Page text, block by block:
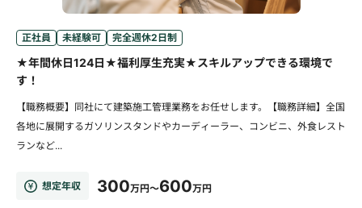
正社員 未経験可 完全週休2日制
★年間休日124日★福利厚生充実★スキルアップできる環境で
す！
【職務概要】同社にて建築施工管理業務をお任せします。【職務詳細】全国
各地に展開するガソリンスタンドやカーディーラー、コンビニ、外食レスト
ランなど...
想定年収 300万円～600万円